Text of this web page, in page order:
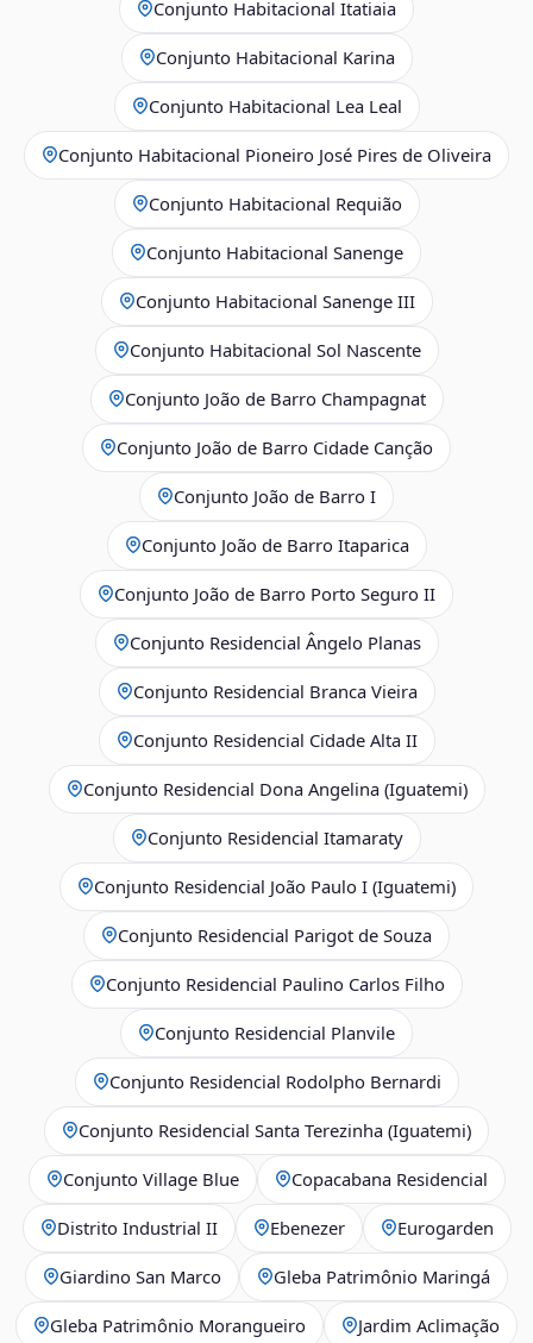
Conjunto Habitacional Itatiaia
Conjunto Habitacional Karina
Conjunto Habitacional Lea Leal
Conjunto Habitacional Pioneiro José Pires de Oliveira
Conjunto Habitacional Requião
Conjunto Habitacional Sanenge
Conjunto Habitacional Sanenge III
Conjunto Habitacional Sol Nascente
Conjunto João de Barro Champagnat
Conjunto João de Barro Cidade Canção
Conjunto João de Barro I
Conjunto João de Barro Itaparica
Conjunto João de Barro Porto Seguro II
Conjunto Residencial Ângelo Planas
Conjunto Residencial Branca Vieira
Conjunto Residencial Cidade Alta II
Conjunto Residencial Dona Angelina (Iguatemi)
Conjunto Residencial Itamaraty
Conjunto Residencial João Paulo I (Iguatemi)
Conjunto Residencial Parigot de Souza
Conjunto Residencial Paulino Carlos Filho
Conjunto Residencial Planvile
Conjunto Residencial Rodolpho Bernardi
Conjunto Residencial Santa Terezinha (Iguatemi)
Conjunto Village Blue Copacabana Residencial
Distrito Industrial II Ebenezer Eurogarden
Giardino San Marco Gleba Patrimônio Maringá
Gleba Patrimônio Morangueiro Jardim Aclimação